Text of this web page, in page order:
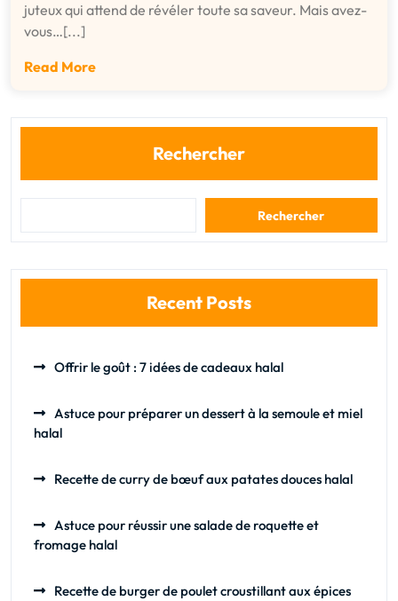
juteux qui attend de révéler toute sa saveur. Mais avez-
vous…[...]
Read More
Rechercher
Rechercher
Recent Posts
Offrir le goût : 7 idées de cadeaux halal
Astuce pour préparer un dessert à la semoule et miel
halal
Recette de curry de bœuf aux patates douces halal
Astuce pour réussir une salade de roquette et
fromage halal
Recette de burger de poulet croustillant aux épices